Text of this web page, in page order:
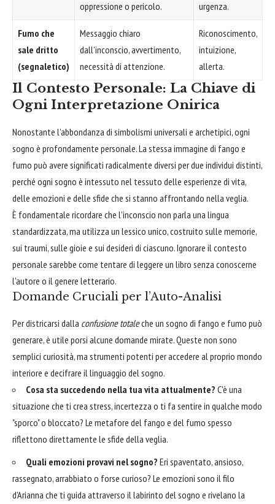
oppressione o pericolo.
urgenza.
Fumo che
sale dritto
(segnaletico)
Messaggio chiaro
dall'inconscio, avvertimento,
necessità di attenzione.
Riconoscimento,
intuizione,
allerta.
Il Contesto Personale: La Chiave di
Ogni Interpretazione Onirica
Nonostante l'abbondanza di simbolismi universali e archetipici, ogni
sogno è profondamente personale. La stessa immagine di fango e
fumo può avere significati radicalmente diversi per due individui distinti,
perché ogni sogno è intessuto nel tessuto delle esperienze di vita,
delle emozioni e delle sfide che si stanno affrontando nella veglia.
È fondamentale ricordare che l'inconscio non parla una lingua
standardizzata, ma utilizza un lessico unico, costruito sulle memorie,
sui traumi, sulle gioie e sui desideri di ciascuno. Ignorare il contesto
personale sarebbe come tentare di leggere un libro senza conoscerne
l'autore o il genere letterario.
Domande Cruciali per l’Auto-Analisi
Per districarsi dalla confusione totaleche un sogno di fango e fumo può
generare, è utile porsi alcune domande mirate. Queste non sono
semplici curiosità, ma strumenti potenti per accedere al proprio mondo
interiore e decifrare il linguaggio del sogno.
Cosa sta succedendo nella tua vita attualmente? C'è una
situazione che ti crea stress, incertezza o ti fa sentire in qualche modo
"sporco" o bloccato? Le metafore del fango e del fumo spesso
riflettono direttamente le sfide della veglia.
Quali emozioni provavi nel sogno? Eri spaventato, ansioso,
rassegnato, arrabbiato o forse curioso? Le emozioni sono il filo
d'Arianna che ti guida attraverso il labirinto del sogno e rivelano la